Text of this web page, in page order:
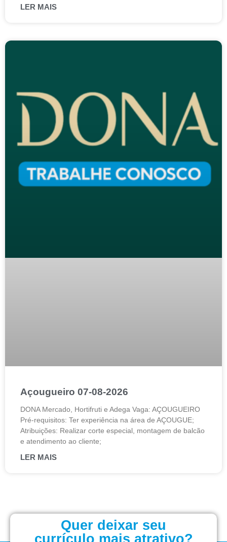
LER MAIS
Açougueiro 07-08-2026
DONA Mercado, Hortifruti e Adega Vaga: AÇOUGUEIRO
Pré-requisitos: Ter experiência na área de AÇOUGUE;
Atribuições: Realizar corte especial, montagem de balcão
e atendimento ao cliente;
LER MAIS
Quer deixar seu